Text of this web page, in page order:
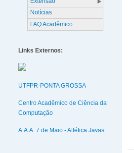
Notícias
FAQ Acadêmico
Links Externos:
UTFPR-PONTA GROSSA
Centro Acadêmico de Ciência da
Computação
A.A.A. 7 de Maio - Atlética Javas